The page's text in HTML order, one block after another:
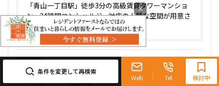
条件を変更して再検索
Web Tel
0120-321-719
9:30~18:00（水曜定休）
検討中
「青山一丁目駅」徒歩3分の高級賃貸タワーマンショ
ン。24時間コンシェルジュ対応の上質な空間が用意さ
れています。
新着
17階1702
×